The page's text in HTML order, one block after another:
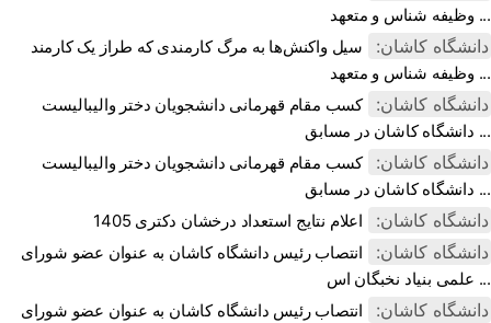
وظیفه شناس و متعهد ...
دانشگاه کاشان:
سیل واکنش‌ها به مرگ کارمندی که طراز یک کارمند
وظیفه شناس و متعهد ...
دانشگاه کاشان:
کسب مقام قهرمانی دانشجویان دختر والیبالیست
دانشگاه کاشان در مسابق ...
دانشگاه کاشان:
کسب مقام قهرمانی دانشجویان دختر والیبالیست
دانشگاه کاشان در مسابق ...
دانشگاه کاشان: اعلام نتایج استعداد درخشان دکتری 1405
دانشگاه کاشان:
انتصاب رئیس دانشگاه کاشان به عنوان عضو شورای
علمی بنیاد نخبگان اس ...
دانشگاه کاشان:
انتصاب رئیس دانشگاه کاشان به عنوان عضو شورای